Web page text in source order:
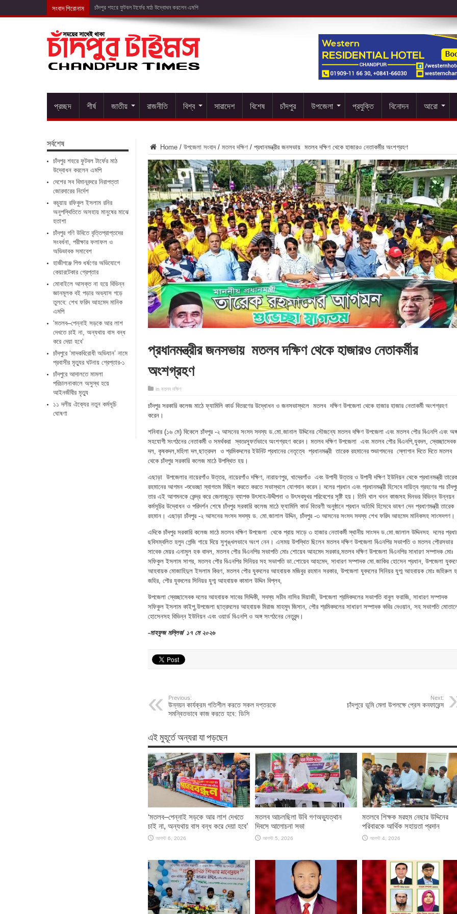
সংবাদ শিরোনাম দেশের
প্রচ্ছদ শীর্ষ জাতীয় রাজনীতি বিশ্ব সারাদেশ বিশেষ চাঁদপুর উপজেলা প্রযুক্তি বিনোদন আরো
Home / উপজেলা সংবাদ / মতলব দক্ষিণ / প্রধানমন্ত্রীর জনসভায় মতলব দক্ষিণ থেকে হাজারও নেতাকর্মীর অংশগ্রহণ
প্রধানমন্ত্রীর জনসভায় মতলব দক্ষিণ থেকে হাজারও নেতাকর্মীর
অংশগ্রহণ
in মতলব দক্ষিণ
চাঁদপুর সরকারি কলেজ মাঠে ফ্যামিলি কার্ড বিতরণের উদ্ধোধন ও জনসভাস্থলে মতলব দক্ষিণ উপজেলা থেকে হাজার হাজার নেতাকর্মী অংশগ্রহণ
করেন।
শনিবার (১৬ মে) বিকেলে চাঁদপুর -২ আসনের সংসদ সদস্য ড.মো.জানাল উদ্দিনের সৌজন্যে মতলব দক্ষিণ উপজেলা এবং মতলব পৌর বিএনপি এবং
সহযোগী সংগঠনের নেতাকর্মী ও সমর্থকরা স্বতঃস্ফূর্তভাবে অংশগ্রহণ করেন। মতলব দক্ষিণ উপজেলা এবং মতলব পৌর বিএনপি,যুবদল, স্বেচ্ছাসেবক
দল, কৃষকদল,মহিলা দল,ছাত্রদল ও শ্রমিকদলের ইউনিট প্রধানের নেতৃত্বে প্রধানমন্ত্রী তারেক রহমানের শুভাগমনের স্লোগান দিতে দিতে মতলব
থেকে চাঁদপুর সরকারি কলেজ মাঠে উপস্থিত হয়।
এছাড়া উপজেলার নায়েরগাঁও উত্তর, নায়েরগাঁও দক্ষিণ, নারায়ণপুর, খাদেরগাঁও এবং উপাদী উত্তর ও উপাদী দক্ষিণ ইউনিয়ন থেকে প্রধানমন্ত্রী তারেক
রহমানের আগমন -শুভেচ্ছা স্বাগতম মিছিল করতে করতে সভাস্থলে যোগদান করেন। দলের প্রধান এবং প্রধানমন্ত্রী হিসেবে দায়িত্ব গ্রহণের পর
তার এই আগমনকে কেন্দ্র করে জেলাজুড়ে ব্যাপক উৎসাহ-উদ্দীপনা ও উৎসবমুখর পরিবেশের সৃষ্টি হয়। তিনি খাল খনন কাজসহ দিনভর বিভিন্ন উন্নয়ন
কর্মসূচির উদ্বোধন ও পরিদর্শন শেষে চাঁদপুর সরকারি কলেজ মাঠে ফ্যামিলি কার্ড বিতরণী অনুষ্ঠানে প্রধান অতিথি হিসেবে ভাষণ দেন প্রধাণমন্ত্রী তারেক
রহমান। এছাড়া চাঁদপুর -২ আসনের সংসদ সদস্য ড. মো.জালাল উদ্দিন, চাঁদপুর -৩ আসনের সংসদ সদস্য শেখ ফরিদ আহমেদ মানিকসহ সাংসদগণ।
এদিকে চাঁদপুর সরকারি কলেজ মাঠে মতলব দক্ষিণ উপজেলা থেকে প্রায় সাড়ে ৩ হাজার নেতাকর্মী স্থানীয় সাংসদ ড.মো.জালাল উদ্দিনসহ দলের
ছবিসম্বলিত হলুদ গেন্জি গায়ে দিয়ে সুশৃঙ্খলভাবে অংশ নেন। এসময় উপস্থিত ছিলেন মতলব দক্ষিণ উপজেলা বিএনপির সভাপতি ও মতলব পৌরসভার
সাবেক মেয়র এনামুল হক বাদল, মতলব পৌর বিএনপির সভাপতি মোঃ শোয়েব আহমেদ সরকার,মতলব দক্ষিণ উপজেলা বিএনপির সাধারণ সম্পাদক মোঃ
সফিকুল ইসলাম সাগর, মতলব পৌর বিএনপির সিনিয়র সহ সভাপতি ডা.শোয়েব আহমেদ, সাধারণ সম্পাদক মো.জাকির হোসেন প্রধান, উপজেলা
আহবায়ক মোজাহিদুল ইসলাম কিরণ, মতলব পৌর যুবদলের আহবায়ক মজিবুর রহমান সরকার, উপজেলা যুবদলের সিনিয়র যুগ্ম আহবায়ক মোঃ জহিরুল
জহির, পৌর যুবদলের সিনিয়র যুগ্ম আহবায়ক কামাল উদ্দিন বিপ্লব,
উপজেলা স্বেচ্ছাসেবক দলের আহবায়ক সাবের সিদ্দিকী, সদস্য সচীব নাসির মিয়াজী, উপজেলা শ্রমিকদলের সভাপতি বাবুল ফরাজি, সাধারণ সম্পাদক
সফিকুল ইসলাম কাইপু,উপজেলা ছাত্রদলের আহবায়ক মিরাজ মাহমুদ জিসান, পৌর শ্রমিকদলের সাধারণ সম্পাদক কবির দেওয়ান, সহ সভাপতি
হোসেনসহ বিভিন্ন ইউনিয়ন এবং ওয়ার্ড বিএনপি ও অঙ্গ সংগঠনের নেতৃবৃন্দ।
-মাহফুজ মল্লিক/ ১৭ মে ২০২৬
Previous:
উন্নয়ন কার্যক্রম গতিশীল করতে সকল দপ্তরকে
সমন্বিতভাবে কাজ করতে হবে: ডিসি
Next:
চাঁদপুরে ভূমি মেলা উপলক্ষে প্রেস কনফারেন্স
এই মুহূর্তে অন্যরা যা পড়ছেন
‘মতলব–পেন্নাই সড়কে আর লাশ দেখতে
চাই না, অন্যথায় বাস বন্ধ করে দেয়া হবে’
আগস্ট 6, 2026
মতলব আচলছিলা উবি গণঅভ্যুত্থান
দিবসে আলোচনা সভা
আগস্ট 5, 2026
মতলবে শিক্ষক মরহুম নেছার উদ্দিনের
পরিবারকে আর্থিক সহায়তা প্রদান
আগস্ট 4, 2026
সর্বশেষ
চাঁদপুর শহরে ফুটবল টার্ফের মাঠ
উদ্বোধন করলেন এমপি
দেশের সব বিমানবন্দরে নিরাপত্তা
জোরদারের নির্দেশ
কচুয়ায় রফিকুল ইসলাম রনির
অনুপস্থিতিতে অসহায় মানুষের মাঝে
হতাশা
চাঁদপুর গণি উবিতে বৃত্তিপ্রাপ্তদের
সংবর্ধনা, পরীক্ষার ফলাফল ও
অভিভাবক সমাবেশ
হাজীগঞ্জে শিশু ধর্ষণের অভিযোগে
কেয়ারটেকার গ্রেপ্তার
মোবাইলে আসক্ত না হয়ে বিভিন্ন
জ্ঞানমূলক বই পড়ার অভ্যাস গড়ে
তুলবে: শেখ ফরিদ আহমেদ মানিক
এমপি
‘মতলব–পেন্নাই সড়কে আর লাশ
দেখতে চাই না, অন্যথায় বাস বন্ধ
করে দেয়া হবে’
চাঁদপুরে ‘মাদকবিরোধী অভিযান’ নামে
প্রবাসীর মৃত্যুর ঘটনায় গ্রেপ্তার-১
চাঁদপুরে আদালতে মামলা
পরিচালনাকালে অসুস্থ হয়ে
আইনজীবীর মৃত্যু
১১ দলীয় ঐক্যের নতুন কর্মসূচি
ঘোষণা